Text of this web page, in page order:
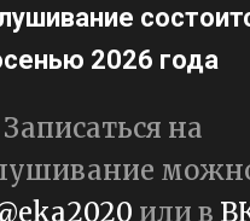
2026 года
Записаться на
или в